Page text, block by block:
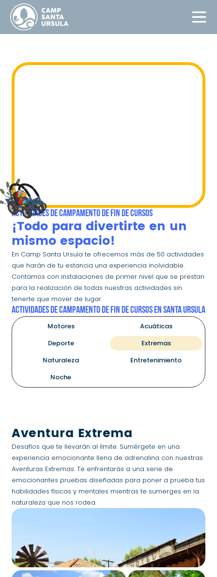
ACTIVIDADES DE CAMPAMENTO DE FIN DE CURSOS
¡Todo para divertirte en un
mismo espacio!
En Camp Santa Ursula te ofrecemos más de 50 actividades
que harán de tu estancia una experiencia inolvidable.
Contamos con instalaciones de primer nivel que se prestan
para la realización de todas nuestras actividades sin
tenerte que mover de lugar.
ACTIVIDADES DE CAMPAMENTO DE FIN DE CURSOS EN SANTA URSULA
Motores
Acuáticas
Deporte
Extremas
Naturaleza
Entretenimiento
Noche
Aventura Extrema
Desafíos que te llevarán al límite. Sumérgete en una
experiencia emocionante llena de adrenalina con nuestras
Aventuras Extremas. Te enfrentarás a una serie de
emocionantes pruebas diseñadas para poner a prueba tus
habilidades físicas y mentales mientras te sumerges en la
naturaleza que nos rodea.